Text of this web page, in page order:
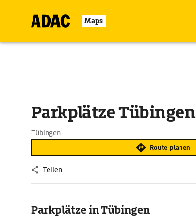
Maps
Parkplätze Tübingen
Tübingen
Route planen
Teilen
Parkplätze in Tübingen